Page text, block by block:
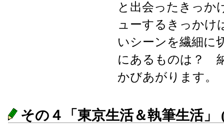
と出会ったきっか
ューするきっか
いシーンを繊細に
にあるものは？
かびあがります。
その４「東京生活＆執筆生活」